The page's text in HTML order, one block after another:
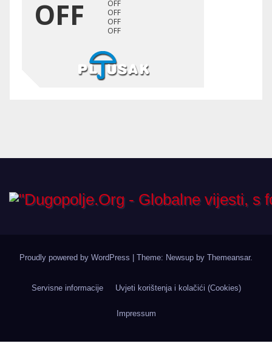
Proudly powered by WordPress Theme: Newsup by Themeansar.
Servisne informacije Uvjeti korištenja i kolačići (Cookies)
Impressum